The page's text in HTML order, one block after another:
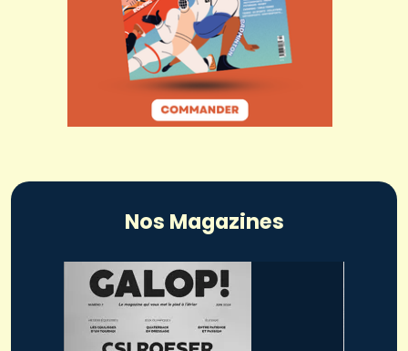
Nos Magazines